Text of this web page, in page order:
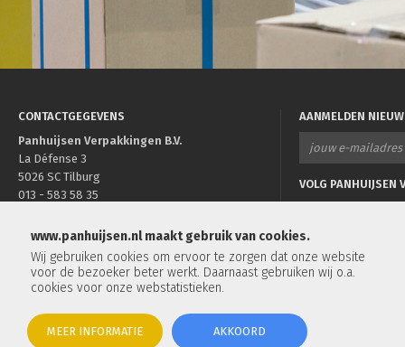
www.panhuijsen.nl maakt gebruik van cookies.
Wij gebruiken cookies om ervoor te zorgen dat onze website
voor de bezoeker beter werkt. Daarnaast gebruiken wij o.a.
cookies voor onze webstatistieken.
MEER INFORMATIE AKKOORD
CONTACTGEGEVENS
Panhuijsen Verpakkingen B.V.
La Défense 3
5026 SC Tilburg
013 - 583 58 35
AANMELDEN
VOLG PANHUIJSEN